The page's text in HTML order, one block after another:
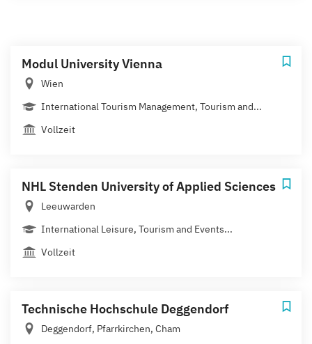
Modul University Vienna
Wien
International Tourism Management, Tourism and...
Vollzeit
NHL Stenden University of Applied Sciences
Leeuwarden
International Leisure, Tourism and Events...
Vollzeit
Technische Hochschule Deggendorf
Deggendorf, Pfarrkirchen, Cham